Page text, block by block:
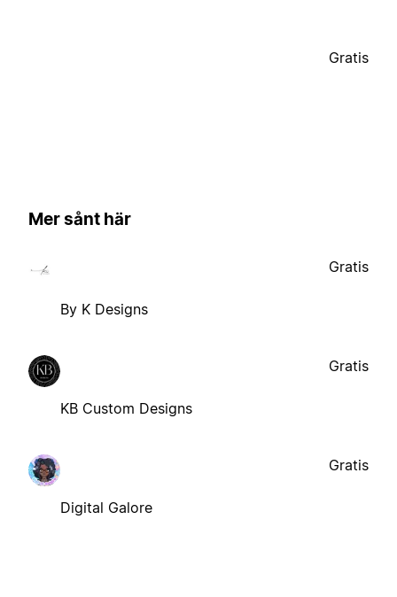
Gratis
Mer sånt här
By K Designs
Gratis
KB Custom Designs
Gratis
Digital Galore
Gratis